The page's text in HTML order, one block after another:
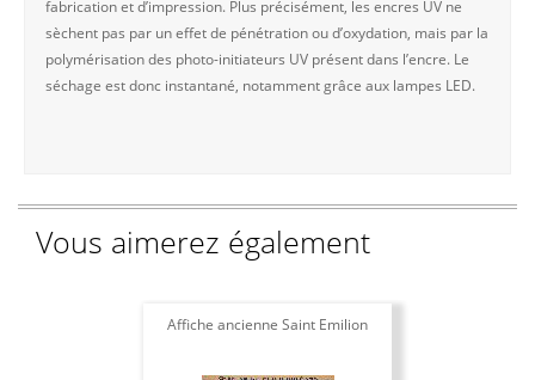
fabrication et d’impression. Plus précisément, les encres UV ne
sèchent pas par un effet de pénétration ou d’oxydation, mais par la
polymérisation des photo-initiateurs UV présent dans l’encre. Le
séchage est donc instantané, notamment grâce aux lampes LED.
Vous aimerez également
Affiche ancienne Saint Emilion